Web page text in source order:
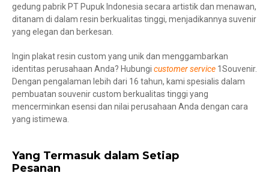
gedung pabrik PT Pupuk Indonesia secara artistik dan menawan,
ditanam di dalam resin berkualitas tinggi, menjadikannya suvenir
yang elegan dan berkesan.
Ingin plakat resin custom yang unik dan menggambarkan
identitas perusahaan Anda? Hubungi customer service 1Souvenir.
Dengan pengalaman lebih dari 16 tahun, kami spesialis dalam
pembuatan souvenir custom berkualitas tinggi yang
mencerminkan esensi dan nilai perusahaan Anda dengan cara
yang istimewa.
Yang Termasuk dalam Setiap
Pesanan